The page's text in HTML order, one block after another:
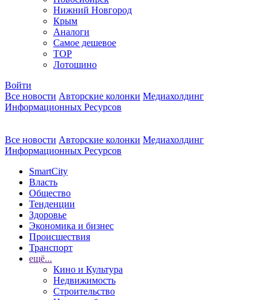
Нижний Новгород
Крым
Аналоги
Самое дешевое
TOP
Лотошино
Войти
Все новости Авторские колонки Медиахолдинг
Информационных Ресурсов
Все новости Авторские колонки Медиахолдинг
Информационных Ресурсов
SmartCity
Власть
Общество
Тенденции
Здоровье
Экономика и бизнес
Происшествия
Транспорт
ещё...
Кино и Культура
Недвижимость
Строительство